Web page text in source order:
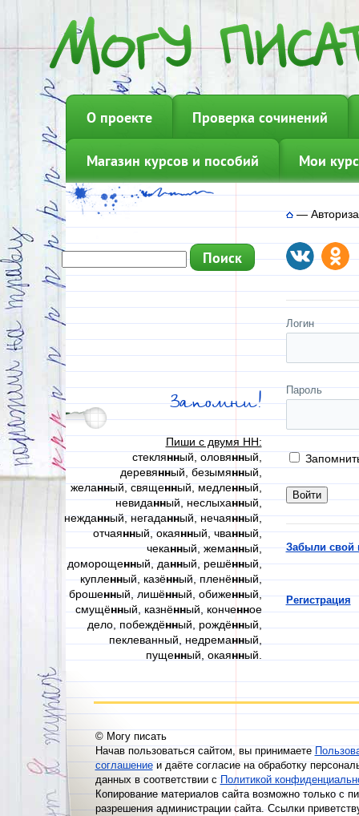
О проекте Проверка сочинений
Магазин курсов и пособий Мои
Запомни!
Пиши с двумя НН:
стеклянный, оловянный,
деревянный, безымянный,
желанный, священный, медленный,
невиданный, неслыханный,
нежданный, негаданный, нечаянный,
отчаянный, окаянный, чванный,
чеканный, жеманный,
доморощенный, данный, решённый,
купленный, казённый, пленённый,
брошенный, лишённый, обиженный,
смущённый, казнённый, конченное
дело, побеждённый, рождённый,
пеклеванный, недреманный,
пущенный, окаянный.
—
Логин
Пароль
Забыли свой
Регистрация
© Могу писать
Начав пользоваться сайтом, вы принимаете
соглашениеи даёте согласие на обработку
данных в соответствии сПолитикой
Копирование материалов сайта возможно только с
разрешения администрации сайта. Ссылки